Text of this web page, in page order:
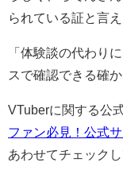
られている証と言え
「体験談の代わり
スで確認できる確か
VTuberに関する公
ファン必見！公式
あわせてチェック